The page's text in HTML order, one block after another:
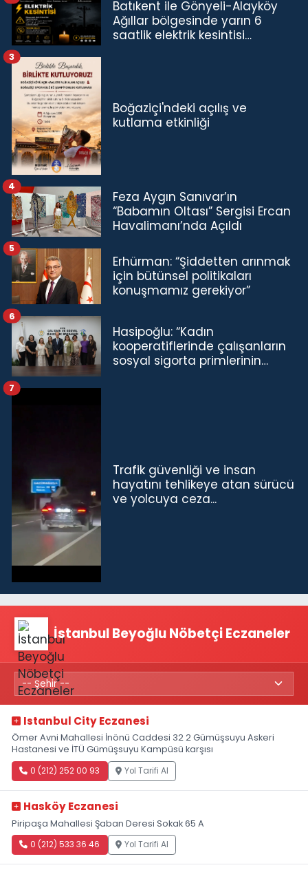
Batıkent ile Gönyeli-Alayköy
Ağıllar bölgesinde yarın 6
saatlik elektrik kesintisi…
Boğaziçi'ndeki açılış ve
kutlama etkinliği
3
Feza Aygın Sanıvar’ın
“Babamın Oltası” Sergisi Ercan
Havalimanı’nda Açıldı
4
Erhürman: “Şiddetten arınmak
için bütünsel politikaları
konuşmamız gerekiyor”
5
Hasipoğlu: “Kadın
kooperatiflerinde çalışanların
sosyal sigorta primlerinin
6
Trafik güvenliği ve insan
hayatını tehlikeye atan sürücü
ve yolcuya ceza...
7
İstanbul Beyoğlu Nöbetçi Eczaneler
Istanbul City Eczanesi
Ömer Avni Mahallesi İnönü Caddesi 32 2 Gümüşsuyu Askeri
Hastanesi ve İTÜ Gümüşsuyu Kampüsü karşısı
0 (212) 252 00 93 Yol Tarifi Al
Hasköy Eczanesi
Piripaşa Mahallesi Şaban Deresi Sokak 65 A
0 (212) 533 36 46 Yol Tarifi Al